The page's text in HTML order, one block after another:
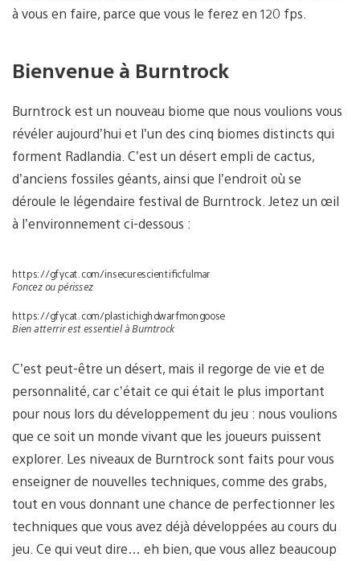
à vous en faire, parce que vous le ferez en 120 fps.
Bienvenue à Burntrock
Burntrock est un nouveau biome que nous voulions vous
révéler aujourd’hui et l’un des cinq biomes distincts qui
forment Radlandia. C’est un désert empli de cactus,
d’anciens fossiles géants, ainsi que l’endroit où se
déroule le légendaire festival de Burntrock. Jetez un œil
à l’environnement ci-dessous :
https://gfycat.com/insecurescientificfulmar
Foncez ou périssez
https://gfycat.com/plastichighdwarfmongoose
Bien atterrir est essentiel à Burntrock
C’est peut-être un désert, mais il regorge de vie et de
personnalité, car c’était ce qui était le plus important
pour nous lors du développement du jeu : nous voulions
que ce soit un monde vivant que les joueurs puissent
explorer. Les niveaux de Burntrock sont faits pour vous
enseigner de nouvelles techniques, comme des grabs,
tout en vous donnant une chance de perfectionner les
techniques que vous avez déjà développées au cours du
jeu. Ce qui veut dire… eh bien, que vous allez beaucoup